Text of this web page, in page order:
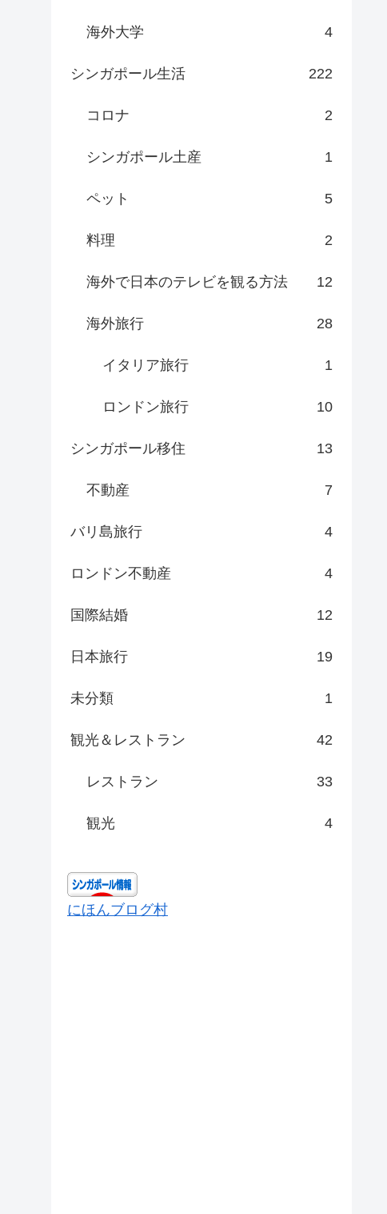
海外大学 4
シンガポール生活 222
コロナ 2
シンガポール土産 1
ペット 5
料理 2
海外で日本のテレビを観る方法 12
海外旅行 28
イタリア旅行 1
ロンドン旅行 10
シンガポール移住 13
不動産 7
バリ島旅行 4
ロンドン不動産 4
国際結婚 12
日本旅行 19
未分類 1
観光＆レストラン 42
レストラン 33
観光 4
にほんブログ村